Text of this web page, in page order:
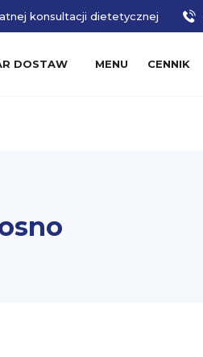
konsultacji dietetycznej
DOSTAW MENU CENNIK